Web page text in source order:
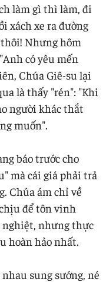
làm gì thì làm, đi
xách xe ra đường
thôi! Nhưng hôm
có yêu mến
Chúa Giê-su lại
là thấy "rén": "Khi
người khác thắt
muốn".
báo trước cho
mà cái giá phải trả
Chúa ám chỉ về
để tôn vinh
nghiệt, nhưng thực
hoàn hảo nhất.
sung sướng, né